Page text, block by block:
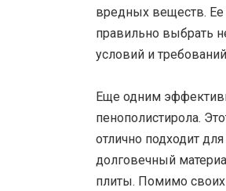
вредных веществ. Ее
правильно выбрать
условий и
Еще одним
пенополистирола.
отлично подходит
долговечный
плиты. Помимо своих